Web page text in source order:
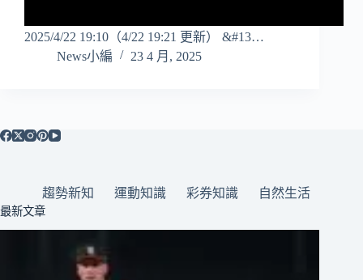
2025/4/22 19:10（4/22 19:21 更新） &#13…
News小編
23 4 月, 2025
趨勢新知 運動知識 彩券知識 自然生活
最新文章